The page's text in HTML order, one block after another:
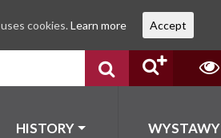
HISTORY WYSTAWY
cookies. Learn more Accept